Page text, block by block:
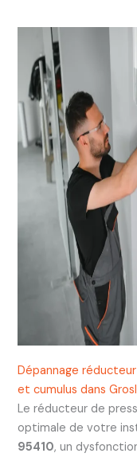
Dépannage
et cumulus dans
Le réducteur de
optimale de votre
95410, un